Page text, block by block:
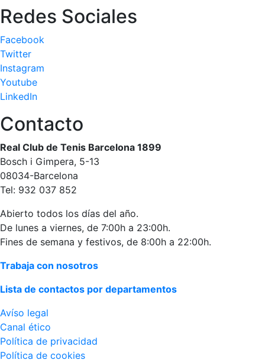
El Godó
del
Redes Sociales
Facebook
Twitter
Instagram
Youtube
LinkedIn
Contacto
Real Club de Tenis Barcelona 1899
Bosch i Gimpera, 5-13
08034-Barcelona
Tel: 932 037 852
Abierto todos los días del año.
De lunes a viernes, de 7:00h a 23:00h.
Fines de semana y festivos, de 8:00h a 22:00h.
Trabaja con nosotros
Lista de contactos por departamentos
Avíso legal
Canal ético
Política de privacidad
Política de cookies